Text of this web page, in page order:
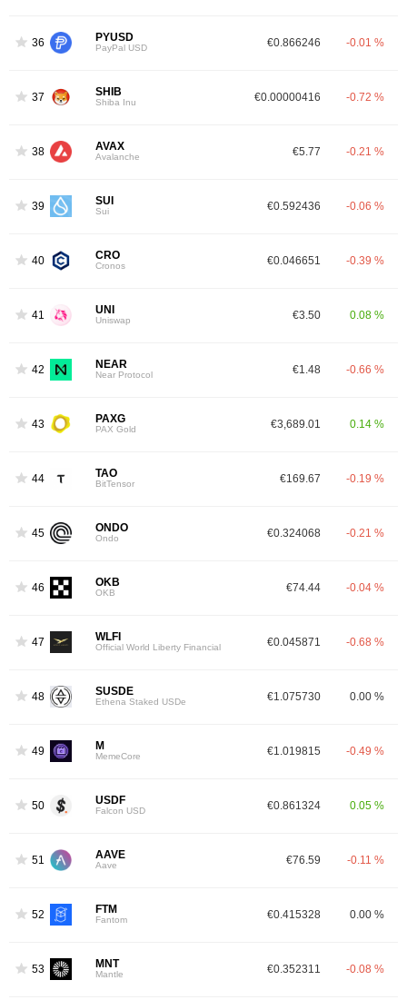
36 PYUSD
PayPal USD €0.866246 -0.01 %
37 SHIB
Shiba Inu €0.00000416 -0.72 %
38 AVAX
Avalanche €5.77 -0.21 %
39 SUI
Sui €0.592436 -0.06 %
40 CRO
Cronos €0.046651 -0.39 %
41 UNI
Uniswap €3.50 0.08 %
42 NEAR
Near Protocol €1.48 -0.66 %
43 PAXG
PAX Gold €3,689.01 0.14 %
44 TAO
BitTensor €169.67 -0.19 %
45 ONDO
Ondo €0.324068 -0.21 %
46 OKB
OKB €74.44 -0.04 %
47 WLFI
Official World Liberty Financial €0.045871 -0.68 %
48 SUSDE
Ethena Staked USDe €1.075730 0.00 %
49 M
MemeCore €1.019815 -0.49 %
50 USDF
Falcon USD €0.861324 0.05 %
51 AAVE
Aave €76.59 -0.11 %
52 FTM
Fantom €0.415328 0.00 %
53 MNT
Mantle €0.352311 -0.08 %